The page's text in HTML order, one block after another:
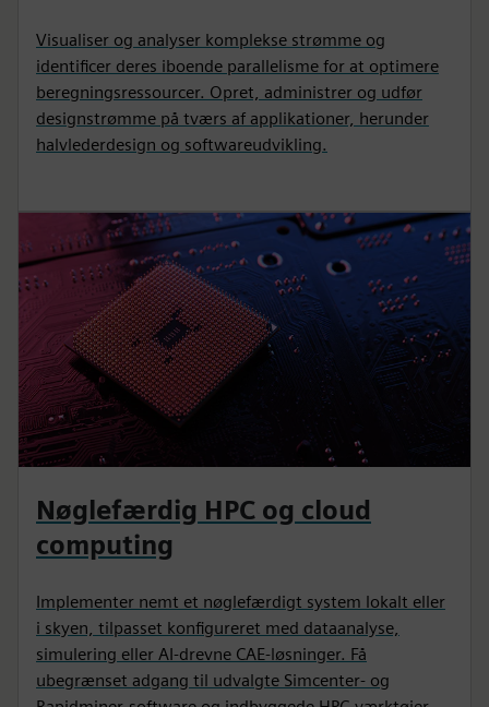
Visualiser og analyser komplekse strømme og
identificer deres iboende parallelisme for at optimere
beregningsressourcer. Opret, administrer og udfør
designstrømme på tværs af applikationer, herunder
halvlederdesign og softwareudvikling.
Nøglefærdig HPC og cloud
computing
Implementer nemt et nøglefærdigt system lokalt eller
i skyen, tilpasset konfigureret med dataanalyse,
simulering eller AI-drevne CAE-løsninger. Få
ubegrænset adgang til udvalgte Simcenter- og